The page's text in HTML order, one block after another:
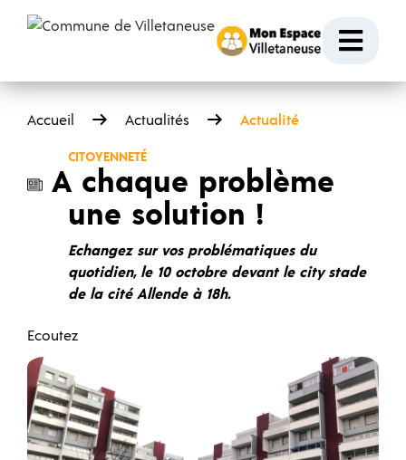
Accueil Actualités Actualité
CITOYENNETÉ
A chaque problème
une solution !
Echangez sur vos problématiques du
quotidien, le 10 octobre devant le city stade
de la cité Allende à 18h.
Ecoutez